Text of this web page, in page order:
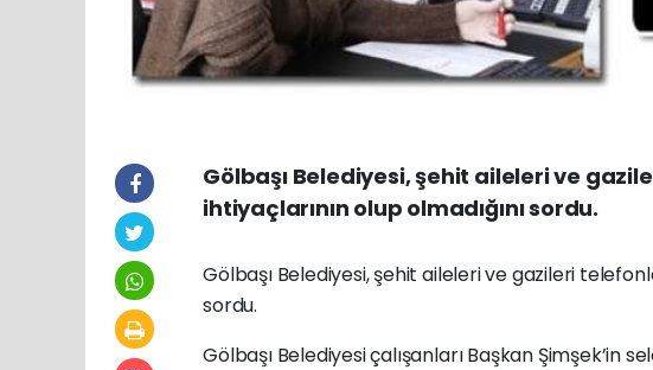
Gölbaşı Belediyesi, şehit aileleri ve
ihtiyaçlarının olup olmadığını sordu.
Gölbaşı Belediyesi, şehit aileleri ve gazileri
sordu.
Gölbaşı Belediyesi çalışanları Başkan Şimşek’in